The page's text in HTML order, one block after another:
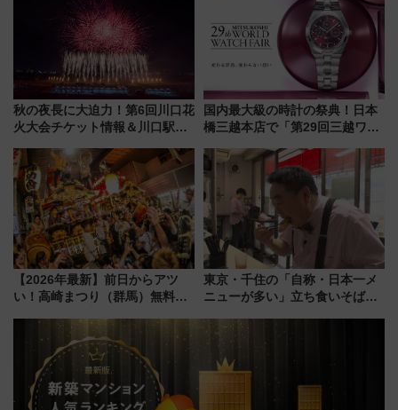
秋の夜長に大迫力！第6回川口花
火大会チケット情報＆川口駅か
国内最大級の時計の祭典！日本
橋三越本店で「第29回三越ワー
【2026年8月5日～25日】
【2026年最新】前日からアツ
い！高崎まつり（群馬）無料観
東京・千住の「自称・日本一メ
ニューが多い」立ち食いそば屋
地のふらっと立ち食いそば』
7/27夜10時～放送